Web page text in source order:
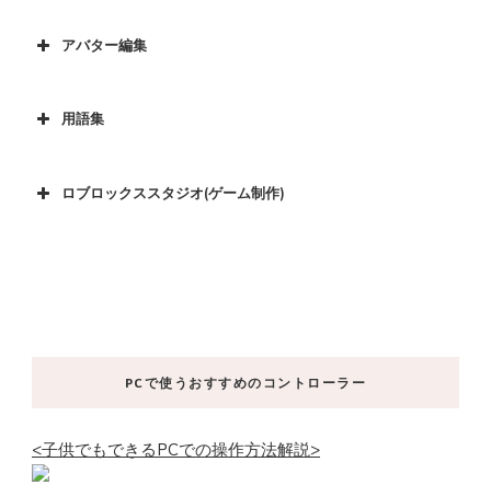
アバター編集
用語集
ロブロックススタジオ(ゲーム制作)
PCで使うおすすめのコントローラー
<子供でもできるPCでの操作方法解説>